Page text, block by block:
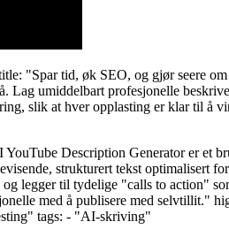
"Spar tid, øk SEO, og gjør seere
umiddelbart profesjonelle
slik at hver opplasting er klar til å
Description Generator er et
strukturert tekst optimalisert
legger til tydelige "calls to action"
med å publisere med selvtillit."
tags: - "AI-skriving"